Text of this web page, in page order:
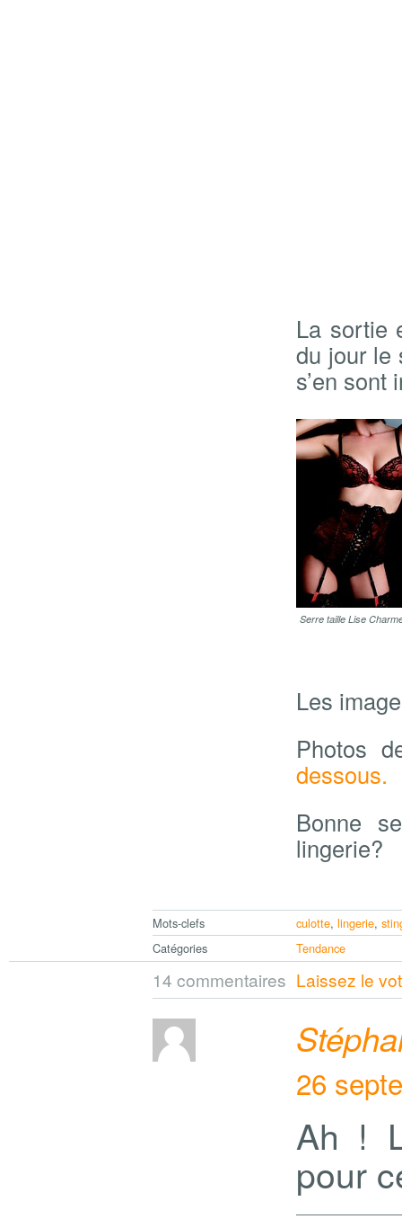
La sortie
du jour le
s’en sont
Serre taille Lise
Les
Photos
dessous.
Bonne
lingerie?
Mots-clefs culotte, lingerie,
Catégories
Tendance
14 commentaires Laissez le
26
Ah !
pour